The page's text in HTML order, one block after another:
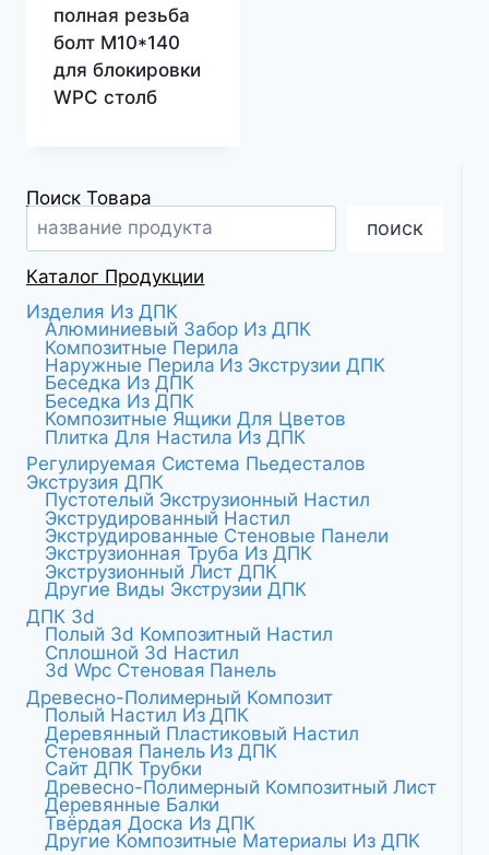
полная резьба
болт M10*140
для блокировки
WPC столб
Поиск Товара
поиск
Каталог Продукции
Изделия Из ДПК
Алюминиевый Забор Из ДПК
Композитные Перила
Наружные Перила Из Экструзии ДПК
Беседка Из ДПК
Беседка Из ДПК
Композитные Ящики Для Цветов
Плитка Для Настила Из ДПК
Регулируемая Система Пьедесталов
Экструзия ДПК
Пустотелый Экструзионный Настил
Экструдированный Настил
Экструдированные Стеновые Панели
Экструзионная Труба Из ДПК
Экструзионный Лист ДПК
Другие Виды Экструзии ДПК
ДПК 3d
Полый 3d Композитный Настил
Сплошной 3d Настил
3d Wpc Стеновая Панель
Древесно-Полимерный Композит
Полый Настил Из ДПК
Деревянный Пластиковый Настил
Стеновая Панель Из ДПК
Сайт ДПК Трубки
Древесно-Полимерный Композитный Лист
Деревянные Балки
Твёрдая Доска Из ДПК
Другие Композитные Материалы Из ДПК